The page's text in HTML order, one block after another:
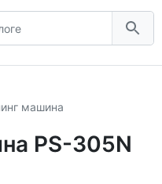
машина
PS-305N